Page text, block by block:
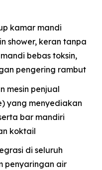
kamar mandi
shower, keran tanpa
bebas toksin,
pengering rambut
mesin penjual
yang menyediakan
bar mandiri
koktail
di seluruh
penyaringan air